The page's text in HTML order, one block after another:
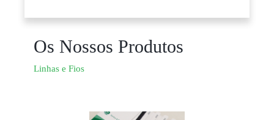
Os Nossos Produtos
Linhas e Fios